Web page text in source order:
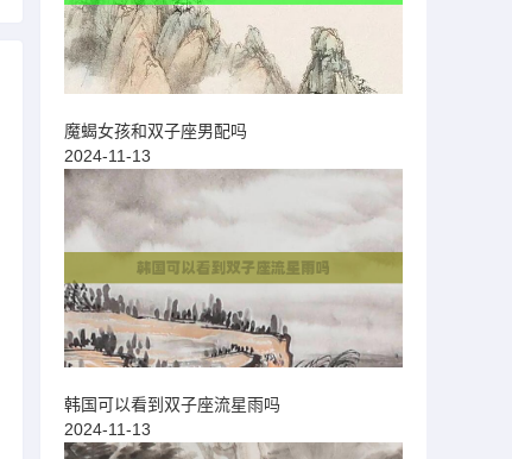
魔蝎女孩和双子座男配吗
2024-11-13
韩国可以看到双子座流星雨吗
2024-11-13